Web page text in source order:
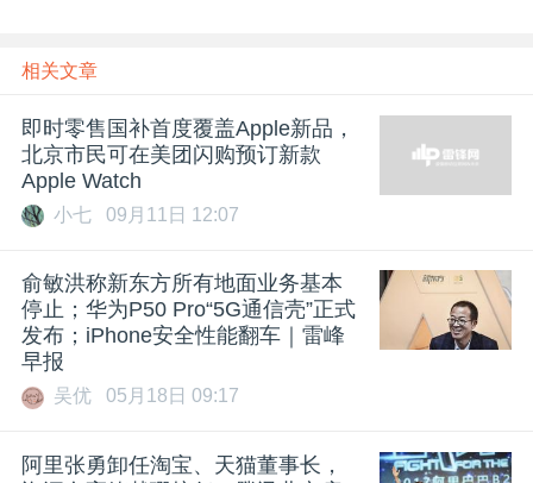
相关文章
即时零售国补首度覆盖Apple新品，
北京市民可在美团闪购预订新款
Apple Watch
小七 09月11日 12:07
​俞敏洪称新东方所有地面业务基本
停止；华为P50 Pro“5G通信壳”正式
发布；iPhone安全性能翻车｜雷峰
早报
吴优 05月18日 09:17
阿里张勇卸任淘宝、天猫董事长，